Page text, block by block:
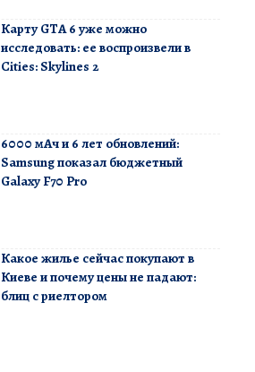
Карту GTA 6 уже можно
исследовать: ее воспроизвели в
Cities: Skylines 2
6000 мАч и 6 лет обновлений:
Samsung показал бюджетный
Galaxy F70 Pro
Какое жилье сейчас покупают в
Киеве и почему цены не падают:
блиц с риелтором